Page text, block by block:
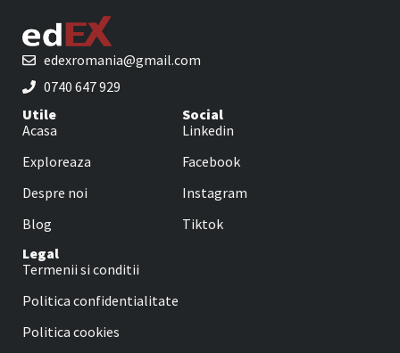
edexromania@gmail.com
0740 647 929
Utile
Acasa
Exploreaza
Despre noi
Blog
Social
Linkedin
Facebook
Instagram
Tiktok
Legal
Termenii si conditii
Politica confidentialitate
Politica cookies